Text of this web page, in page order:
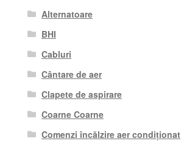
Alternatoare
BHI
Cabluri
Cântare de aer
Clapete de aspirare
Coarne Coarne
Comenzi încălzire aer condiționat